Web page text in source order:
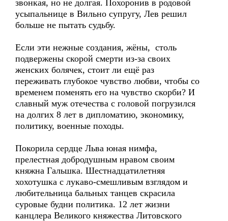
звонкая, но не долгая. Похоронив в родовой
усыпальнице в Вильно супругу, Лев решил
больше не пытать судьбу.
Если эти нежные создания, жёны, столь
подвержены скорой смерти из-за своих
женских болячек, стоит ли ещё раз
переживать глубокое чувство любви, чтобы со
временем поменять его на чувство скорби? И
славный муж отечества с головой погрузился
на долгих 8 лет в дипломатию, экономику,
политику, военные походы.
Покорила сердце Льва юная нимфа,
прелестная добродушным нравом своим
княжна Гальшка. Шестнадцатилетняя
хохотушка с лукаво-смешливым взглядом и
любительница бальных танцев скрасила
суровые будни политика. 12 лет жизни
канцлера Великого княжества Литовского